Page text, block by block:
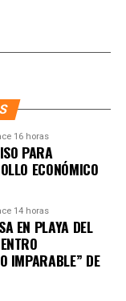
instante
de
más
16 horas
PARA
ECONÓMICO
14 horas
EN PLAYA DEL
IMPARABLE” DE